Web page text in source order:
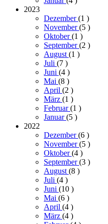
2023
Dezember(1 )
November(5 )
Oktober(1 )
September(2 )
August (1 )
Juli (7 )
Juni (4 )
Mai (8 )
April (2 )
März (1 )
Februar(1 )
Januar(5 )
2022
Dezember(6 )
November(5 )
Oktober(4 )
September(3 )
August (8 )
Juli (4 )
Juni (10 )
Mai (6 )
April (4 )
März (4 )